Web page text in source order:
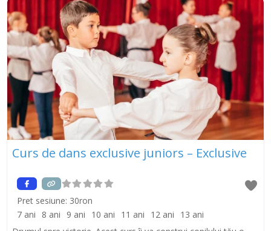
integral, după tipul muzicii; abordarea corectă a mișcărilor
învățate. Tiktok Instagram
Curs de dans exclusive juniors – Exclusive
Pret sesiune: 30ron
7 ani
8 ani 9 ani 10 ani 11 ani 12 ani
13 ani